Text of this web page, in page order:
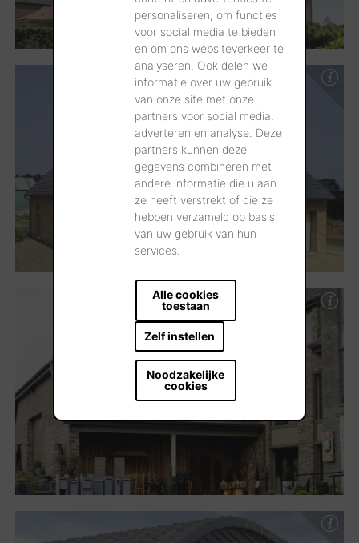
personaliseren, om functies
voor social media te bieden
en om ons websiteverkeer te
analyseren. Ook delen we
informatie over uw gebruik
van onze site met onze
partners voor social media,
adverteren en analyse. Deze
partners kunnen deze
gegevens combineren met
andere informatie die u aan
ze heeft verstrekt of die ze
hebben verzameld op basis
van uw gebruik van hun
services.
Alle cookies
toestaan
Zelf instellen
Noodzakelijke
cookies